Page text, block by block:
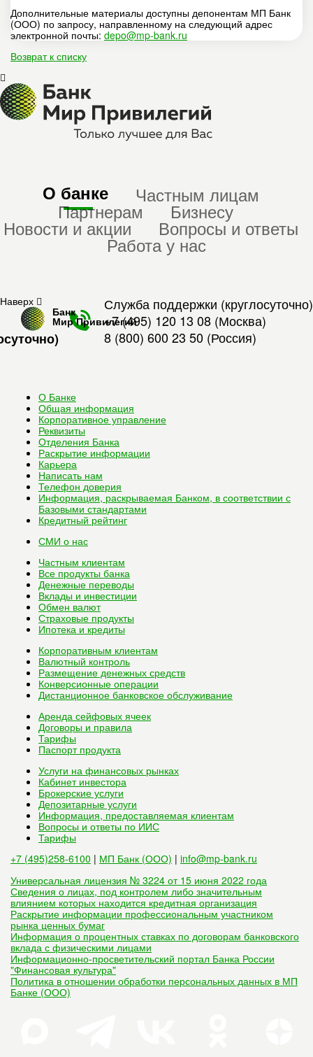
Дополнительные материалы доступны депонентам МП Банк
(ООО) по запросу, направленному на следующий адрес
электронной почты: depo@mp-bank.ru
Возврат к списку
О банке Частным лицам
Партнерам Бизнесу
Новости и акции Вопросы и ответы
Работа у нас
Служба поддержки (круглосуточно)
+7 (495) 120 13 08 (Москва)
8 (800) 600 23 50 (Россия)
Наверх
Банк
Мир Привилегий
О Банке
Общая информация
Корпоративное управление
Реквизиты
Отделения Банка
Раскрытие информации
Карьера
Написать нам
Телефон доверия
Информация, раскрываемая Банком, в соответствии с
Базовыми стандартами
Кредитный рейтинг
СМИ о нас
Частным клиентам
Все продукты банка
Денежные переводы
Вклады и инвестиции
Обмен валют
Страховые продукты
Ипотека и кредиты
Корпоративным клиентам
Валютный контроль
Размещение денежных средств
Конверсионные операции
Дистанционное банковское обслуживание
Аренда сейфовых ячеек
Договоры и правила
Тарифы
Паспорт продукта
Услуги на финансовых рынках
Кабинет инвестора
Брокерские услуги
Депозитарные услуги
Информация, предоставляемая клиентам
Вопросы и ответы по ИИС
Тарифы
+7 (495)258-6100 | МП Банк (ООО) | info@mp-bank.ru
Универсальная лицензия № 3224 от 15 июня 2022 года
Сведения о лицах, под контролем либо значительным
влиянием которых находится кредитная организация
Раскрытие информации профессиональным участником
рынка ценных бумаг
Информация о процентных ставках по договорам банковского
вклада с физическими лицами
Информационно-просветительский портал Банка России
"Финансовая культура"
Политика в отношении обработки персональных данных в МП
Банке (ООО)